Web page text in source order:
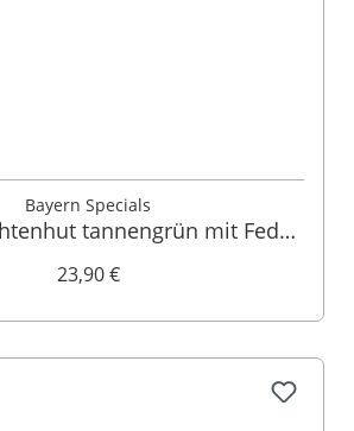
Bayern Specials
tannengrün mit Feder
23,90 €